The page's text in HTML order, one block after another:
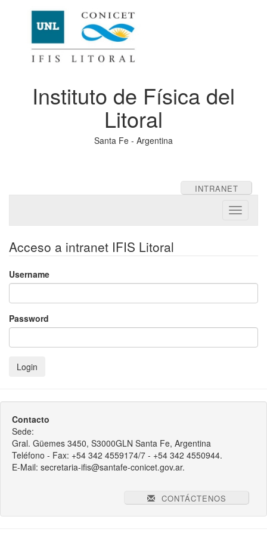
Instituto de Física del
Litoral
Santa Fe - Argentina
INTRANET
Toggle
Acceso a intranet IFIS Litoral
Username
Password
Login
Contacto
Sede:
Gral. Güemes 3450, S3000GLN Santa Fe, Argentina
Teléfono - Fax: +54 342 4559174/7 - +54 342 4550944.
E-Mail: secretaria-ifis@santafe-conicet.gov.ar.
CONTÁCTENOS